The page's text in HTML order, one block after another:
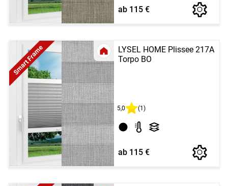
ab 115 €
LYSEL HOME Plissee 217A
Torpo BO
Smart Frame
5,0 (1)
ab 115 €